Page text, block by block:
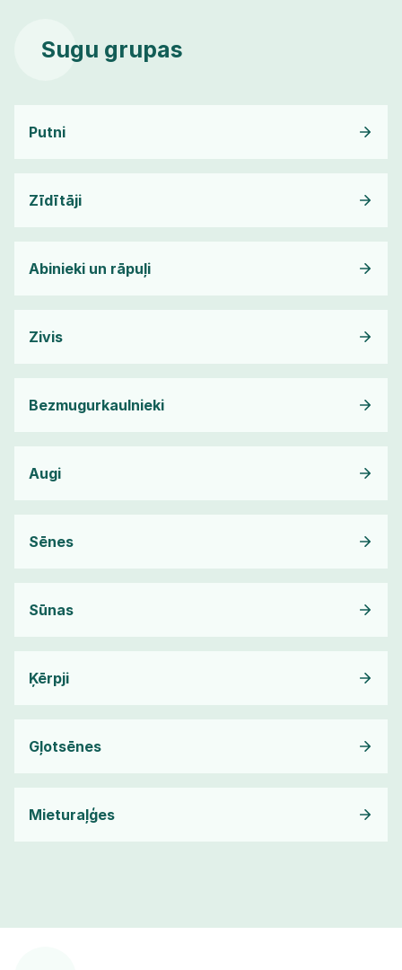
Sugu grupas
Putni
Zīdītāji
Abinieki un rāpuļi
Zivis
Bezmugurkaulnieki
Augi
Sēnes
Sūnas
Ķērpji
Gļotsēnes
Mieturaļģes